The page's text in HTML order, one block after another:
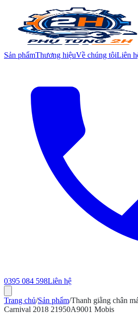
Sản phẩmThương hiệuVề chúng tôiLiên
0395 084 598Liên hệ
Trang chủ/Sản phẩm/Thanh giằng chân
Carnival 2018 21950A9001 Mobis